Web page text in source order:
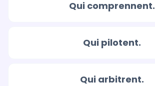
Qui comprennent.
Qui pilotent.
Qui arbitrent.